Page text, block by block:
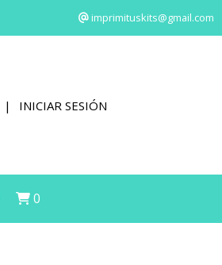
imprimituskits@gmail.com
INICIAR SESIÓN
0